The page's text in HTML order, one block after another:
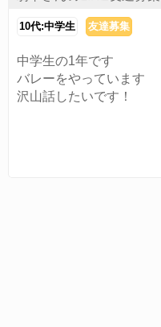
10代:中学生 友達募集
中学生の1年です
バレーをやっています
沢山話したいです！